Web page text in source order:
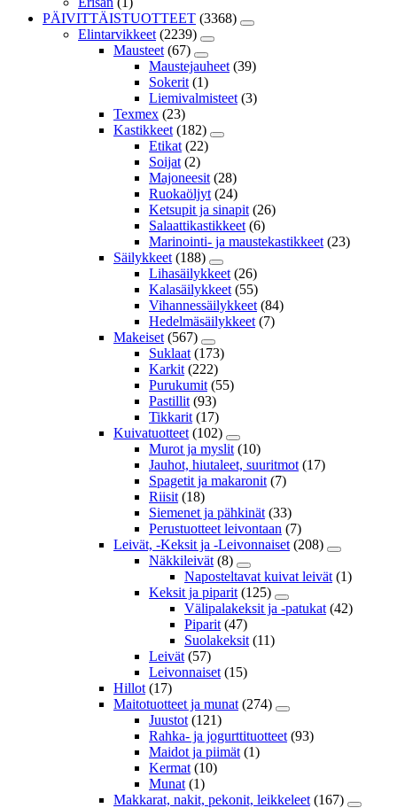
PÄIVITTÄISTUOTTEET (3368)
Elintarvikkeet (2239)
Mausteet (67)
Maustejauheet (39)
Sokerit (1)
Liemivalmisteet (3)
Texmex (23)
Kastikkeet (182)
Etikat (22)
Soijat (2)
Majoneesit (28)
Ruokaöljyt (24)
Ketsupit ja sinapit (26)
Salaattikastikkeet (6)
Marinointi- ja maustekastikkeet (23)
Säilykkeet (188)
Lihasäilykkeet (26)
Kalasäilykkeet (55)
Vihannessäilykkeet (84)
Hedelmäsäilykkeet (7)
Makeiset (567)
Suklaat (173)
Karkit (222)
Purukumit (55)
Pastillit (93)
Tikkarit (17)
Kuivatuotteet (102)
Murot ja myslit (10)
Jauhot, hiutaleet, suuritmot (17)
Spagetit ja makaronit (7)
Riisit (18)
Siemenet ja pähkinät (33)
Perustuotteet leivontaan (7)
Leivät, -Keksit ja -Leivonnaiset (208)
Näkkileivät (8)
Naposteltavat kuivat leivät (1)
Keksit ja piparit (125)
Välipalakeksit ja -patukat (42)
Piparit (47)
Suolakeksit (11)
Leivät (57)
Leivonnaiset (15)
Hillot (17)
Maitotuotteet ja munat (274)
Juustot (121)
Rahka- ja jogurttituotteet (93)
Maidot ja piimät (1)
Kermat (10)
Munat (1)
Makkarat, nakit, pekonit, leikkeleet (167)